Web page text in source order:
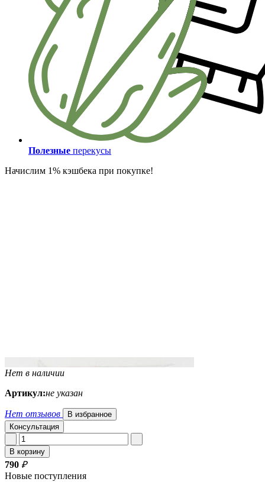
Полезные перекусы
Начислим 1% кэшбека при покупке!
Нет в наличии
Артикул:не указан
Нет отзывов
В избранное
Консультация
В корзину
790 ₽
Новые поступления